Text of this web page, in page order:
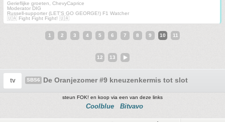
Gerieflijke groeten, ChevyCaprice
Moderator DIG
Russell-supporter (LET'S GO GEORGE!) F1 Watcher
🇺🇦 Fight Fight Fight! 🇺🇦
1 2 3 4 5 6 7 8 9 10 11
12 13
tv SBS6 De Oranjezomer #9 kneuzenkermis tot slot
steun FOK! en koop via een van deze links
Coolblue Bitvavo